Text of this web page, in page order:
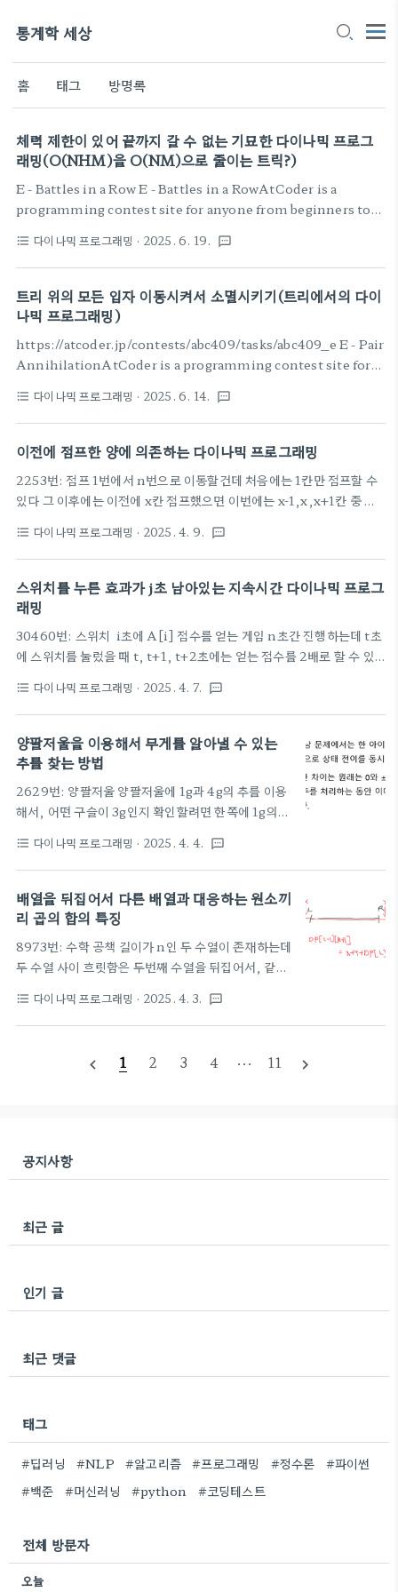
통계학 세상
홈 태그 방명록
체력 제한이 있어 끝까지 갈 수 없는 기묘한 다이나믹 프로그
래밍(O(NHM)을 O(NM)으로 줄이는 트릭?)
E - Battles in a Row E - Battles in a RowAtCoder is a
programming contest site for anyone from beginners to
online.atcoder.jp n마리의 몬스터와 차례대로 싸우고자 하는데, 현
재 체력 h 마력 m이 있다. i번째 몬스터와 싸울때 두가지 중 하나를 선
택할 수 있다. 1) 현재 체력이 A[i]이상일때, A[i]만큼 체력을 감소시
키고 몬스터를 처치 2) 현재 마력이 B[i]이상일때, B[i]만큼 마력을 감
동도 취할 수 없으면 게임 종료 게임이 끝날때까지 몬스터를 쓰러..
format_list_bulleted 다이나믹 프로그래밍 · 2025. 6. 19. textsms
트리 위의 모든 입자 이동시켜서 소멸시키기(트리에서의 다이
나믹 프로그래밍)
https://atcoder.jp/contests/abc409/tasks/abc409_e E - Pair
AnnihilationAtCoder is a programming contest site for
programming contests online.atcoder.jp 트리 위에 정점 i에
서 xi개의 양전자가 놓여있고, 혹은 -xi개의 전자가 놓여있다. 이때 모든
입자의 합은 0임이 보장된다. 따라서 입자들을 적절히 이동시키면 모든
wj가 소모된다. 양전자와 전자가 같은 정점에 속하면 입자가 소멸된다.
모든 입자를 완전히 소멸하는데 필요한 최소 ..
format_list_bulleted 다이나믹 프로그래밍 · 2025. 6. 14. textsms
이전에 점프한 양에 의존하는 다이나믹 프로그래밍
2253번: 점프 1번에서 n번으로 이동할건데 처음에는 1칸만 점프할 수
있다 그 이후에는 이전에 x칸 점프했으면 이번에는 x-1,x,x+1칸 중 하
돌에는 점프할 수 없다 이때 필요한 최소 점프 횟수는? -------------------
--------------------------------------------------------------------------------
----------------------------- dp[i][j]를 i칸에 왔을때 점프한 칸의 수가 j
칸일때 최소 점프 횟수라고 정의해야할텐데 문제가 n이 최대 10000인
다 그래도..
format_list_bulleted 다이나믹 프로그래밍 · 2025. 4. 9. textsms
스위치를 누른 효과가 j초 남아있는 지속시간 다이나믹 프로그
래밍
30460번: 스위치 i초에 A[i] 점수를 얻는 게임 n초간 진행하는데 t초
에 스위치를 눌렀을 때 t, t+1, t+2초에는 얻는 점수를 2배로 할 수 있
한 점수의 최댓값은 ---------------------------------------------------------
------------------------------------------------------------------------------
- 그냥 평소대로 i초간 봤을때 스위치를 눌렀냐 안눌렀냐? dp[i][j]로 j
= 0,1 했더니 안풀리더라 i초에 눌렀을때 i,i+1,i+2초 점수 2배로 먹는
다 쳐도 i초에 안누르고 점수 그대로 가져가도.. i초에 눌..
format_list_bulleted 다이나믹 프로그래밍 · 2025. 4. 7. textsms
양팔저울을 이용해서 무게를 알아낼 수 있는
추를 찾는 방법
2629번: 양팔저울 양팔저울에 1g과 4g의 추를 이용
해서, 어떤 구슬이 3g인지 확인할려면 한쪽에 1g의
놓은 다음 양쪽이 균형을 이루는지 확인하면 된다 가
지고 있는 추와 무게를 확인하려는 구슬이 주어질때
무게를 확인이 가능한 구슬을 모두 찾는다 ------------
-----------------------------------------------------------
------------------------- 핵심은 한쪽에 추를 올리는 것
이 +라고 한다면 반대쪽에 올리는 것은 -라고 생각하
는 것이다 한쪽에 +4g을 올리면 다른 한쪽에 ..
format_list_bulleted 다이나믹 프로그래밍 · 2025. 4. 4. textsms
배열을 뒤집어서 다른 배열과 대응하는 원소끼
리 곱의 합의 특징
8973번: 수학 공책 길이가 n인 두 수열이 존재하는데
두 수열 사이 흐릿함은 두번째 수열을 뒤집어서, 같은
0 5는 -3 0 5를 뒤집어서 5 0 -3으로 하고 같은 위치
에 있는 원소끼리 5*3 + 0*-4 + -3*-3 = 9 + 15 =
의 흐릿함을 되도록 크게 만들고자 한다면, 최댓값을
개를 지우고 뒤에서부터 e개를 지웠을때..
format_list_bulleted 다이나믹 프로그래밍 · 2025. 4. 3. textsms
navigate_before 1 2 3 4 ··· 11 navigate_next
공지사항
최근 글
인기 글
최근 댓글
태그
#딥러닝 #NLP #알고리즘 #프로그래밍 #정수론
#파이썬
#백준
#머신러닝 #python #코딩테스트
전체 방문자
오늘